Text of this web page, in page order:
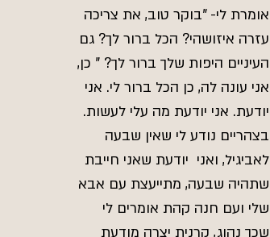
אומרת לי- "בוקר טוב, את צריכה
עזרה איזושהי? הכל ברור לך? גם
העיניים היפות שלך ברור לך? " כן,
אני עונה לה, כן הכל ברור לי. אני
יודעת. אני יודעת מה עלי לעשות.
בצהריים נודע לי שאין שבעה
לאביגיל, ואני  יודעת שאני חייבת
שתהיה שבעה, מתייעצת עם אבא
שלי ועם חנה קהת אומרים לי
שכך נהוג, קרנית יצרה מודעת